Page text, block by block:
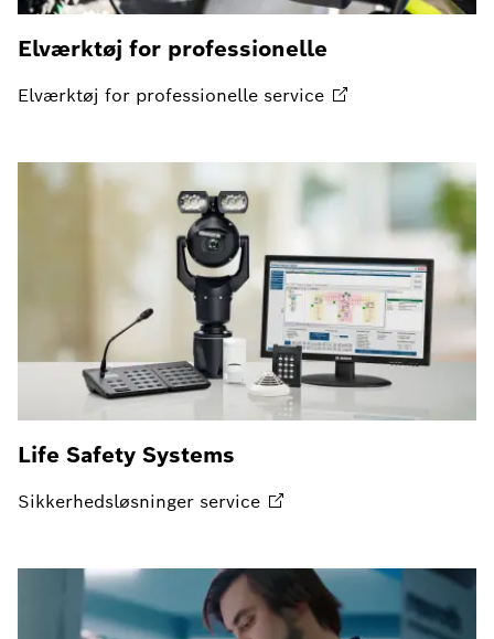
Elværktøj for professionelle
Elværktøj for professionelle service
Life Safety Systems
Sikkerhedsløsninger service